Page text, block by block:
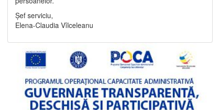
Șef serviciu,
Elena-Claudia Vîlceleanu